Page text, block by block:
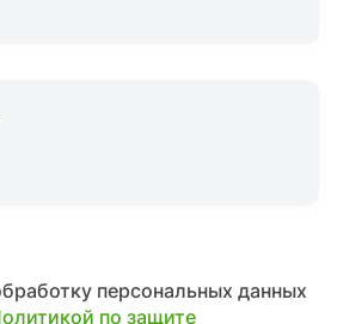
персональных данных
по защите